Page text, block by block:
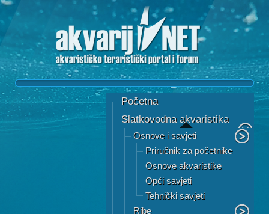
Početna
Slatkovodna akvaristika
Osnove i savjeti
Priručnik za početnike
Osnove akvaristike
Opći savjeti
Tehnički savjeti
Ribe